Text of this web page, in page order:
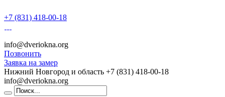
+7 (831) 418-00-18
info@dveriokna.org
Позвонить
Заявка на замер
Нижний Новгород и область +7 (831) 418-00-18
info@dveriokna.org